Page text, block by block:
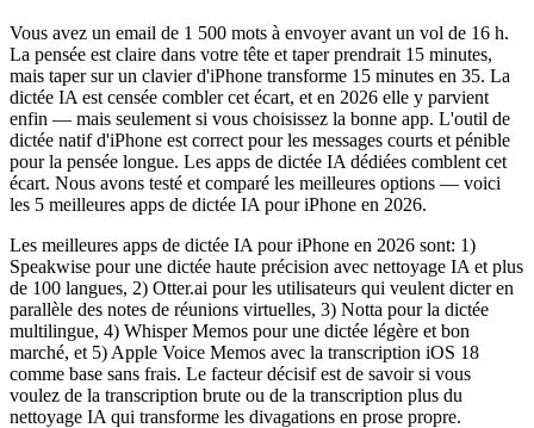
Vous avez un email de 1 500 mots à envoyer avant un vol de 16 h.
La pensée est claire dans votre tête et taper prendrait 15 minutes,
mais taper sur un clavier d'iPhone transforme 15 minutes en 35. La
dictée IA est censée combler cet écart, et en 2026 elle y parvient
enfin — mais seulement si vous choisissez la bonne app. L'outil de
dictée natif d'iPhone est correct pour les messages courts et pénible
pour la pensée longue. Les apps de dictée IA dédiées comblent cet
écart. Nous avons testé et comparé les meilleures options — voici
les 5 meilleures apps de dictée IA pour iPhone en 2026.
Les meilleures apps de dictée IA pour iPhone en 2026 sont: 1)
Speakwise pour une dictée haute précision avec nettoyage IA et plus
de 100 langues, 2) Otter.ai pour les utilisateurs qui veulent dicter en
parallèle des notes de réunions virtuelles, 3) Notta pour la dictée
multilingue, 4) Whisper Memos pour une dictée légère et bon
marché, et 5) Apple Voice Memos avec la transcription iOS 18
comme base sans frais. Le facteur décisif est de savoir si vous
voulez de la transcription brute ou de la transcription plus du
nettoyage IA qui transforme les divagations en prose propre.